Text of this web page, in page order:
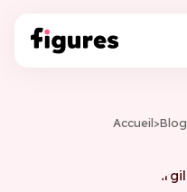
Accueil>Blog